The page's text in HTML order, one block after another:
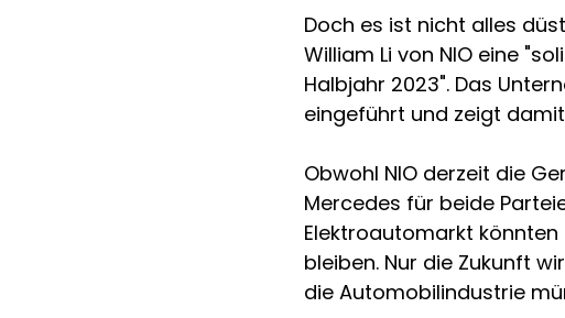
Doch es ist nicht alles
William Li von NIO eine
Halbjahr 2023". Das
eingeführt und zeigt
Obwohl NIO derzeit die
Mercedes für beide
Elektroautomarkt
bleiben. Nur die Zukunft
die Automobilindustrie